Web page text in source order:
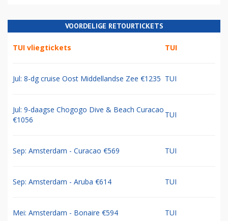
VOORDELIGE RETOURTICKETS
TUI vliegtickets TUI
Jul: 8-dg cruise Oost Middellandse Zee €1235 TUI
Jul: 9-daagse Chogogo Dive & Beach Curacao
€1056
TUI
Sep: Amsterdam - Curacao €569 TUI
Sep: Amsterdam - Aruba €614 TUI
Mei: Amsterdam - Bonaire €594 TUI